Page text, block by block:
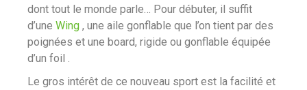
dont tout le monde parle… Pour débuter, il suffit
d’une Wing , une aile gonflable que l’on tient par des
poignées et une board, rigide ou gonflable équipée
d’un foil .
Le gros intérêt de ce nouveau sport est la facilité et